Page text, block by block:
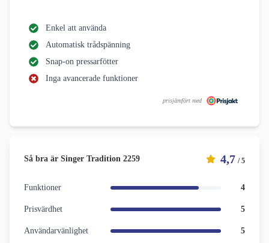
Enkel att använda
Automatisk trådspänning
Snap-on pressarfötter
Inga avancerade funktioner
prisjämfört med
Så bra är Singer Tradition 2259 4,7 / 5
Funktioner 4
Prisvärdhet 5
Användarvänlighet 5